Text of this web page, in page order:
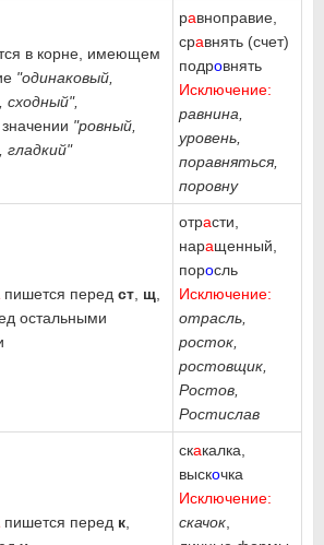
в корне, имеющем
"одинаковый,
сходный",
"ровный,
гладкий"
равноправие,
сравнять (счет)
подровнять
Исключение:
равнина,
уровень,
поравняться,
поровну
пишется перед ст щ
остальными
отрасти,
наращенный,
поросль
Исключение:
отрасль,
росток,
ростовщик,
Ростов,
Ростислав
пишется перед к
скакалка,
выскочка
Исключение:
скачок